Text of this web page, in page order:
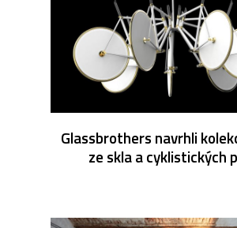
Glassbrothers navrhli
ze skla a cyklistických